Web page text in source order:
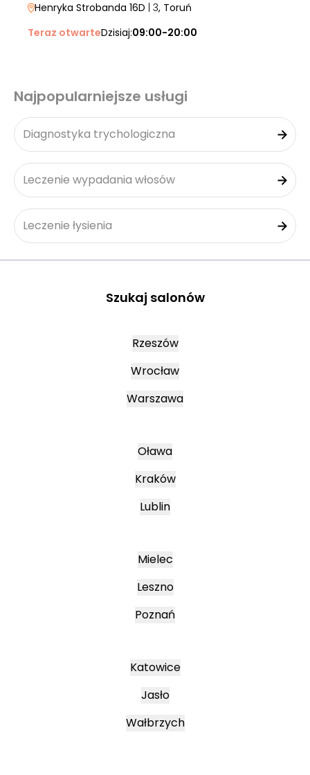
Henryka Strobanda 16D | 3, Toruń
Teraz otwarteDzisiaj:09:00-20:00
Najpopularniejsze usługi
Diagnostyka trychologiczna
Leczenie wypadania włosów
Leczenie łysienia
Szukaj salonów
Rzeszów
Wrocław
Warszawa
Oława
Kraków
Lublin
Mielec
Leszno
Poznań
Katowice
Jasło
Wałbrzych